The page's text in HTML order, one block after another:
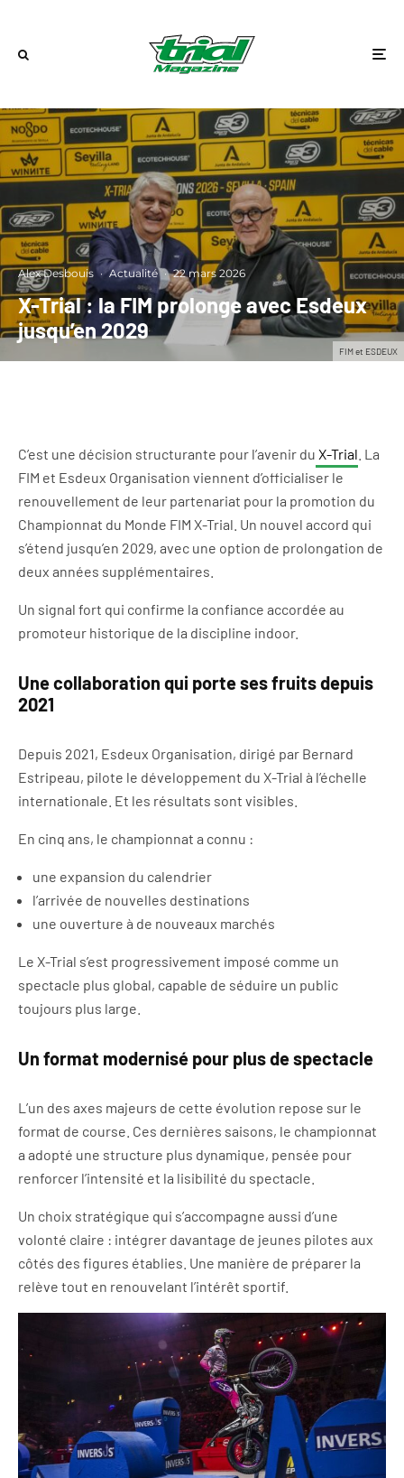
FIM et ESDEUX
Alex Desbouis · Actualité · 22 mars 2026
X-Trial : la FIM prolonge avec Esdeux
jusqu’en 2029
C’est une décision structurante pour l’avenir du X-Trial . La
FIM et Esdeux Organisation viennent d’officialiser le
renouvellement de leur partenariat pour la promotion du
Championnat du Monde FIM X-Trial. Un nouvel accord qui
s’étend jusqu’en 2029, avec une option de prolongation de
deux années supplémentaires.
Un signal fort qui confirme la confiance accordée au
promoteur historique de la discipline indoor.
Une collaboration qui porte ses fruits depuis
2021
Depuis 2021, Esdeux Organisation, dirigé par Bernard
Estripeau, pilote le développement du X-Trial à l’échelle
internationale. Et les résultats sont visibles.
En cinq ans, le championnat a connu :
une expansion du calendrier
l’arrivée de nouvelles destinations
une ouverture à de nouveaux marchés
Le X-Trial s’est progressivement imposé comme un
spectacle plus global, capable de séduire un public
toujours plus large.
Un format modernisé pour plus de spectacle
L’un des axes majeurs de cette évolution repose sur le
format de course. Ces dernières saisons, le championnat
a adopté une structure plus dynamique, pensée pour
renforcer l’intensité et la lisibilité du spectacle.
Un choix stratégique qui s’accompagne aussi d’une
volonté claire : intégrer davantage de jeunes pilotes aux
côtés des figures établies. Une manière de préparer la
relève tout en renouvelant l’intérêt sportif.